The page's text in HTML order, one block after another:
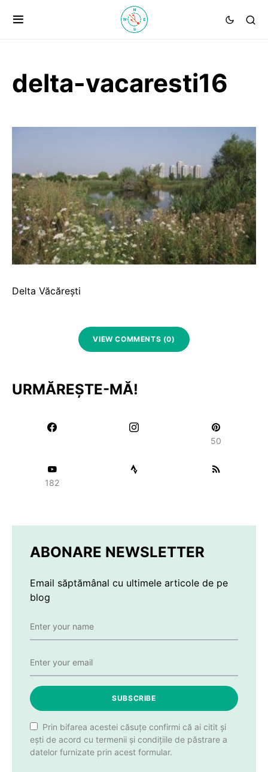
delta-vacaresti16
Delta Văcărești
VIEW COMMENTS (0)
URMĂREȘTE-MĂ!
50
182
ABONARE NEWSLETTER
Email săptămânal cu ultimele articole de pe
blog
SUBSCRIBE
Prin bifarea acestei căsuțe confirmi că ai citit și
ești de acord cu termenii și condițiile de păstrare a
datelor furnizate prin acest formular.